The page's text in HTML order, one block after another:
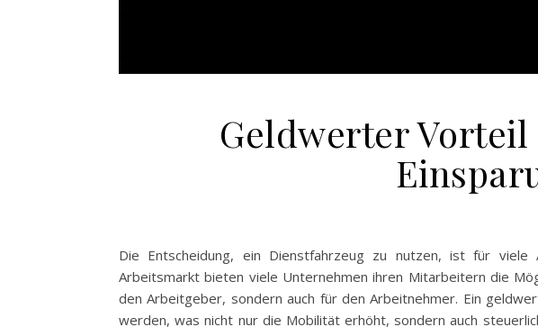
Geldwerter
Die Entscheidung, ein Dienstfahrzeug zu nutzen, ist für
Arbeitsmarkt bieten viele Unternehmen ihren Mitarbeitern die
den Arbeitgeber, sondern auch für den Arbeitnehmer. Ein
werden, was nicht nur die Mobilität erhöht, sondern auch